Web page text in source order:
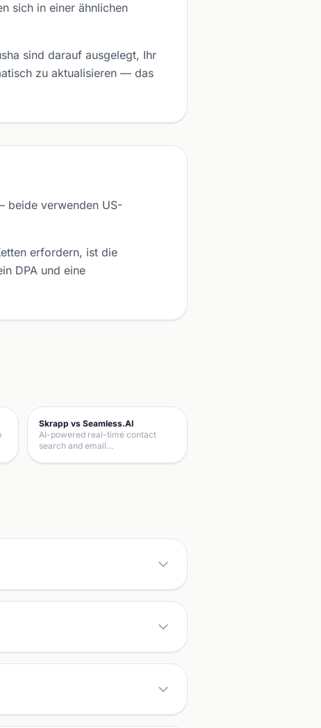
sich in einer ähnlichen
sind darauf ausgelegt, Ihr
zu aktualisieren — das
beide verwenden US-
erfordern, ist die
DPA und eine
Skrapp vs Seamless.AI
AI-powered real-time contact
search and email…